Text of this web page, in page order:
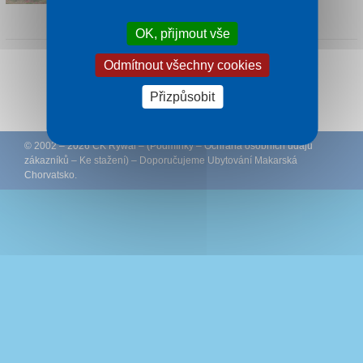
Sledujte CK Rywal na Facebooku
© 2002 – 2026 CK Rywal – (Podmínky–Ochrana osobních údajů
zákazníků – Ke stažení) – Doporučujeme Ubytování Makarská
Chorvatsko.
OK, přijmout vše
Odmítnout všechny cookies
Přizpůsobit